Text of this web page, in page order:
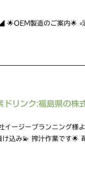
🌟OEM製造のご案内🌟 ▫️
ドリンク:福島県の株
イージープランニング様
け込み💫 搾汁作業です